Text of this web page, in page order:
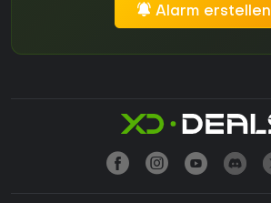
Alarm erstellen